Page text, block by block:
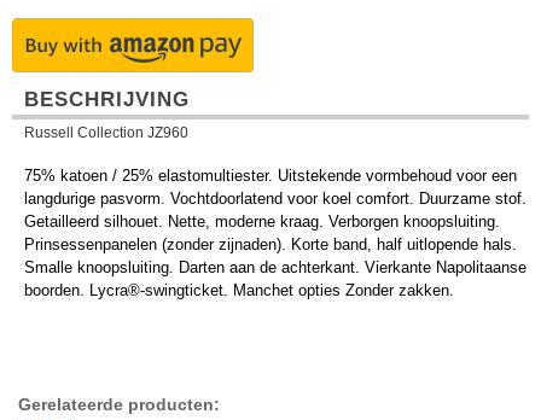
BESCHRIJVING
Russell Collection JZ960
75% katoen / 25% elastomultiester. Uitstekende vormbehoud voor een
langdurige pasvorm. Vochtdoorlatend voor koel comfort. Duurzame stof.
Getailleerd silhouet. Nette, moderne kraag. Verborgen knoopsluiting.
Prinsessenpanelen (zonder zijnaden). Korte band, half uitlopende hals.
Smalle knoopsluiting. Darten aan de achterkant. Vierkante Napolitaanse
boorden. Lycra®-swingticket. Manchet opties Zonder zakken.
Gerelateerde producten: